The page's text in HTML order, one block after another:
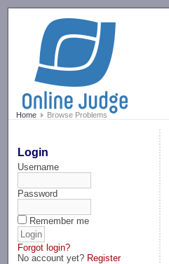
Home Browse Problems
Login
Username
Password
Remember me
Forgot login?
No account yet? Register